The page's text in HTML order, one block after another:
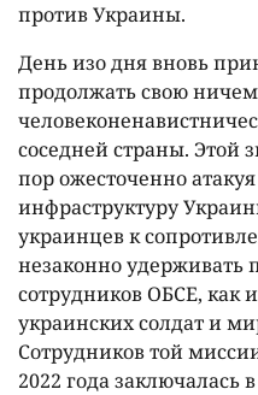
против Украины.
День изо дня вновь
продолжать свою
соседней страны. Этой
пор ожесточенно
инфраструктуру
украинцев к
незаконно удерживать
сотрудников ОБСЕ, как
украинских солдат и
Сотрудников той
2022 года заключалась